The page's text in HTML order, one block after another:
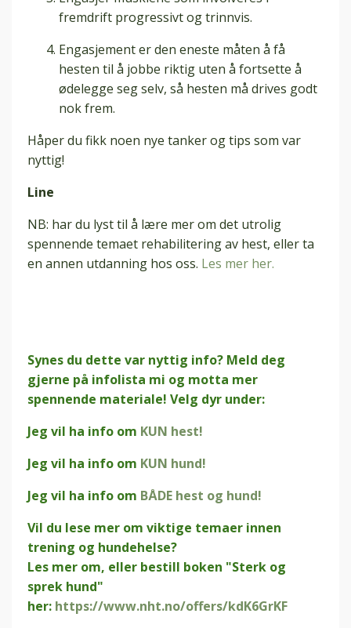
fremdrift progressivt og trinnvis.
Engasjement er den eneste måten å få
hesten til å jobbe riktig uten å fortsette å
ødelegge seg selv, så hesten må drives godt
nok frem.
Håper du fikk noen nye tanker og tips som var
nyttig!
Line
NB: har du lyst til å lære mer om det utrolig
spennende temaet rehabilitering av hest, eller ta
en annen utdanning hos oss. Les mer her.
Synes du dette var nyttig info? Meld deg
gjerne på infolista mi og motta mer
spennende materiale! Velg dyr under:
Jeg vil ha info om KUN hest!
Jeg vil ha info om KUN hund!
Jeg vil ha info om BÅDE hest og hund!
Vil du lese mer om viktige temaer innen
trening og hundehelse?
Les mer om, eller bestill boken "Sterk og
sprek hund"
her: https://www.nht.no/offers/kdK6GrKF